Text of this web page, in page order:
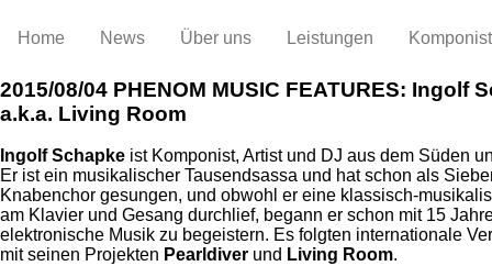
Home News Über uns Leistungen
2015/08/04 PHENOM MUSIC FEATURES: Ingolf
a.k.a. Living Room
Ingolf Schapke ist Komponist, Artist und DJ aus dem Süden
Er ist ein musikalischer Tausendsassa und hat schon als
Knabenchor gesungen, und obwohl er eine klassisch-
am Klavier und Gesang durchlief, begann er schon mit 15
elektronische Musik zu begeistern. Es folgten internationale
mit seinen Projekten Pearldiver und Living Room.